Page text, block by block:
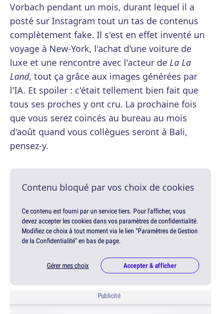
Vorbach pendant un mois, durant lequel il a
posté sur Instagram tout un tas de contenus
complètement fake. Il s'est en effet inventé un
voyage à New-York, l'achat d'une voiture de
luxe et une rencontre avec l'acteur de La La
Land, tout ça grâce aux images générées par
l'IA. Et spoiler : c'était tellement bien fait que
tous ses proches y ont cru. La prochaine fois
que vous serez coincés au bureau au mois
d'août quand vous collègues seront à Bali,
pensez-y.
Contenu bloqué par vos choix de cookies
Ce contenu est fourni par un service tiers. Pour l'afficher, vous
devez accepter les cookies dans vos paramètres de confidentialité.
Modifiez ce choix à tout moment via le lien "Paramètres de Gestion
de la Confidentialité" en bas de page.
Gérer mes choix Accepter & afficher
Publicité